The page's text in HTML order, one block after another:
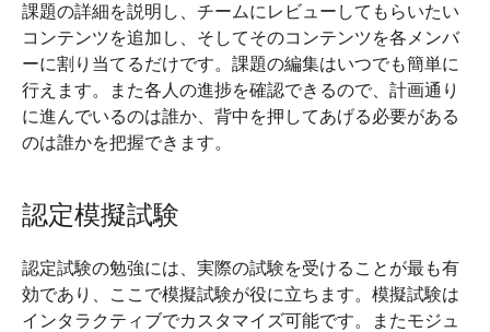
課題の詳細を説明し、チームにレビューしてもらいたい
コンテンツを追加し、そしてそのコンテンツを各メンバ
ーに割り当てるだけです。課題の編集はいつでも簡単に
行えます。また各人の進捗を確認できるので、計画通り
に進んでいるのは誰か、背中を押してあげる必要がある
のは誰かを把握できます。
認定模擬試験
認定試験の勉強には、実際の試験を受けることが最も有
効であり、ここで模擬試験が役に立ちます。模擬試験は
インタラクティブでカスタマイズ可能です。またモジュ